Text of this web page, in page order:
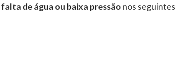
falta de água ou baixa pressão nos seguintes